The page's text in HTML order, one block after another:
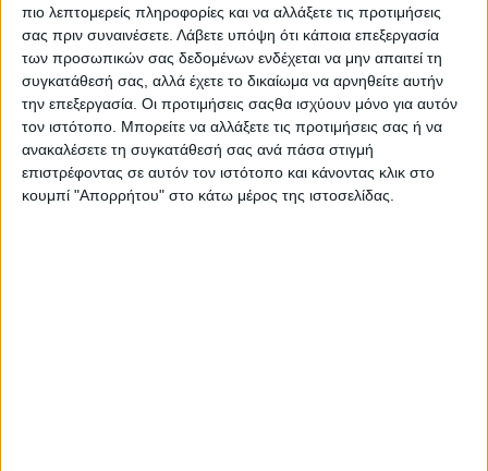
πιο λεπτομερείς πληροφορίες και να αλλάξετε τις προτιμήσεις
σας πριν συναινέσετε. Λάβετε υπόψη ότι κάποια επεξεργασία
των προσωπικών σας δεδομένων ενδέχεται να μην απαιτεί τη
συγκατάθεσή σας, αλλά έχετε το δικαίωμα να αρνηθείτε αυτήν
την επεξεργασία. Οι προτιμήσεις σαςθα ισχύουν μόνο για αυτόν
τον ιστότοπο. Μπορείτε να αλλάξετε τις προτιμήσεις σας ή να
ανακαλέσετε τη συγκατάθεσή σας ανά πάσα στιγμή
επιστρέφοντας σε αυτόν τον ιστότοπο και κάνοντας κλικ στο
κουμπί "Απορρήτου" στο κάτω μέρος της ιστοσελίδας.